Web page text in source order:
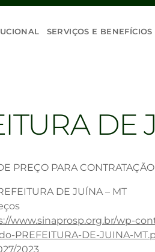
SERVIÇOS E BENEFÍCIOS
DE
PREÇO PARA
DE JUÍNA – MT
www.sinaprosp.org.br/wp-
PREFEITURA-DE-JUINA-
2023